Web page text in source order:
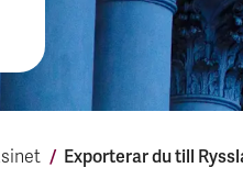
Exporterar du till